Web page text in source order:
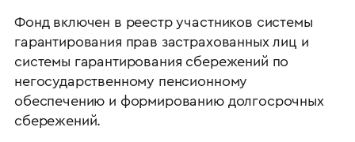
Фонд включен в реестр участников системы
гарантирования прав застрахованных лиц и
системы гарантирования сбережений по
негосударственному пенсионному
обеспечению и формированию долгосрочных
сбережений.